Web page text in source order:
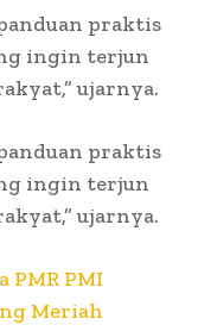
praktis
ingin terjun
ujarnya.
praktis
ingin terjun
ujarnya.
PMR PMI
Meriah